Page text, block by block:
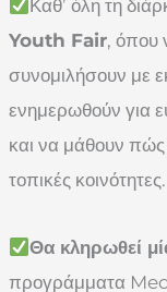
Καθ’ όλη τη
Youth Fair, όπου
συνομιλήσουν με
ενημερωθούν για
και να μάθουν πώς
τοπικές κοινότητες.
Θα κληρωθεί
προγράμματα